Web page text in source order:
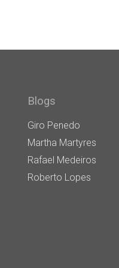
Blogs
Giro Penedo
Martha Martyres
Rafael Medeiros
Roberto Lopes